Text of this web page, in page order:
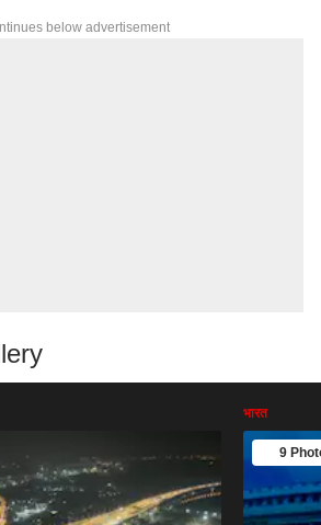
below advertisement
भारत
9